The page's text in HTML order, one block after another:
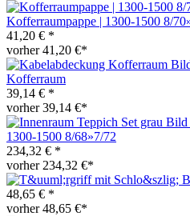
Kofferraumpappe | 1300-1500 8/
41,20 € *
vorher 41,20 €*
Kofferraum
39,14 € *
vorher 39,14 €*
1300-1500 8/68»7/72
234,32 € *
vorher 234,32 €*
48,65 € *
vorher 48,65 €*